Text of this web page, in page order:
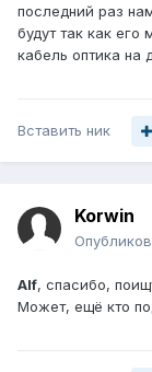
последний раз
будут так как его
кабель оптика на
Вставить ник
Korwin
Alf, спасибо,
Может, ещё кто